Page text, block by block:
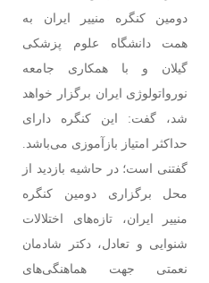
دومین کنگره منییر ایران به
همت دانشگاه علوم پزشکی
گیلان و با همکاری جامعه
نورواتولوژی ایران برگزار خواهد
شد، گفت: این کنگره دارای
حداکثر امتیاز بازآموزی می‌باشد.
گفتنی است؛ در حاشیه بازدید از
محل برگزاری دومین کنگره
منییر ایران، تازه‌های اختلالات
شنوایی و تعادل، دکتر شادمان
نعمتی جهت هماهنگی‌های